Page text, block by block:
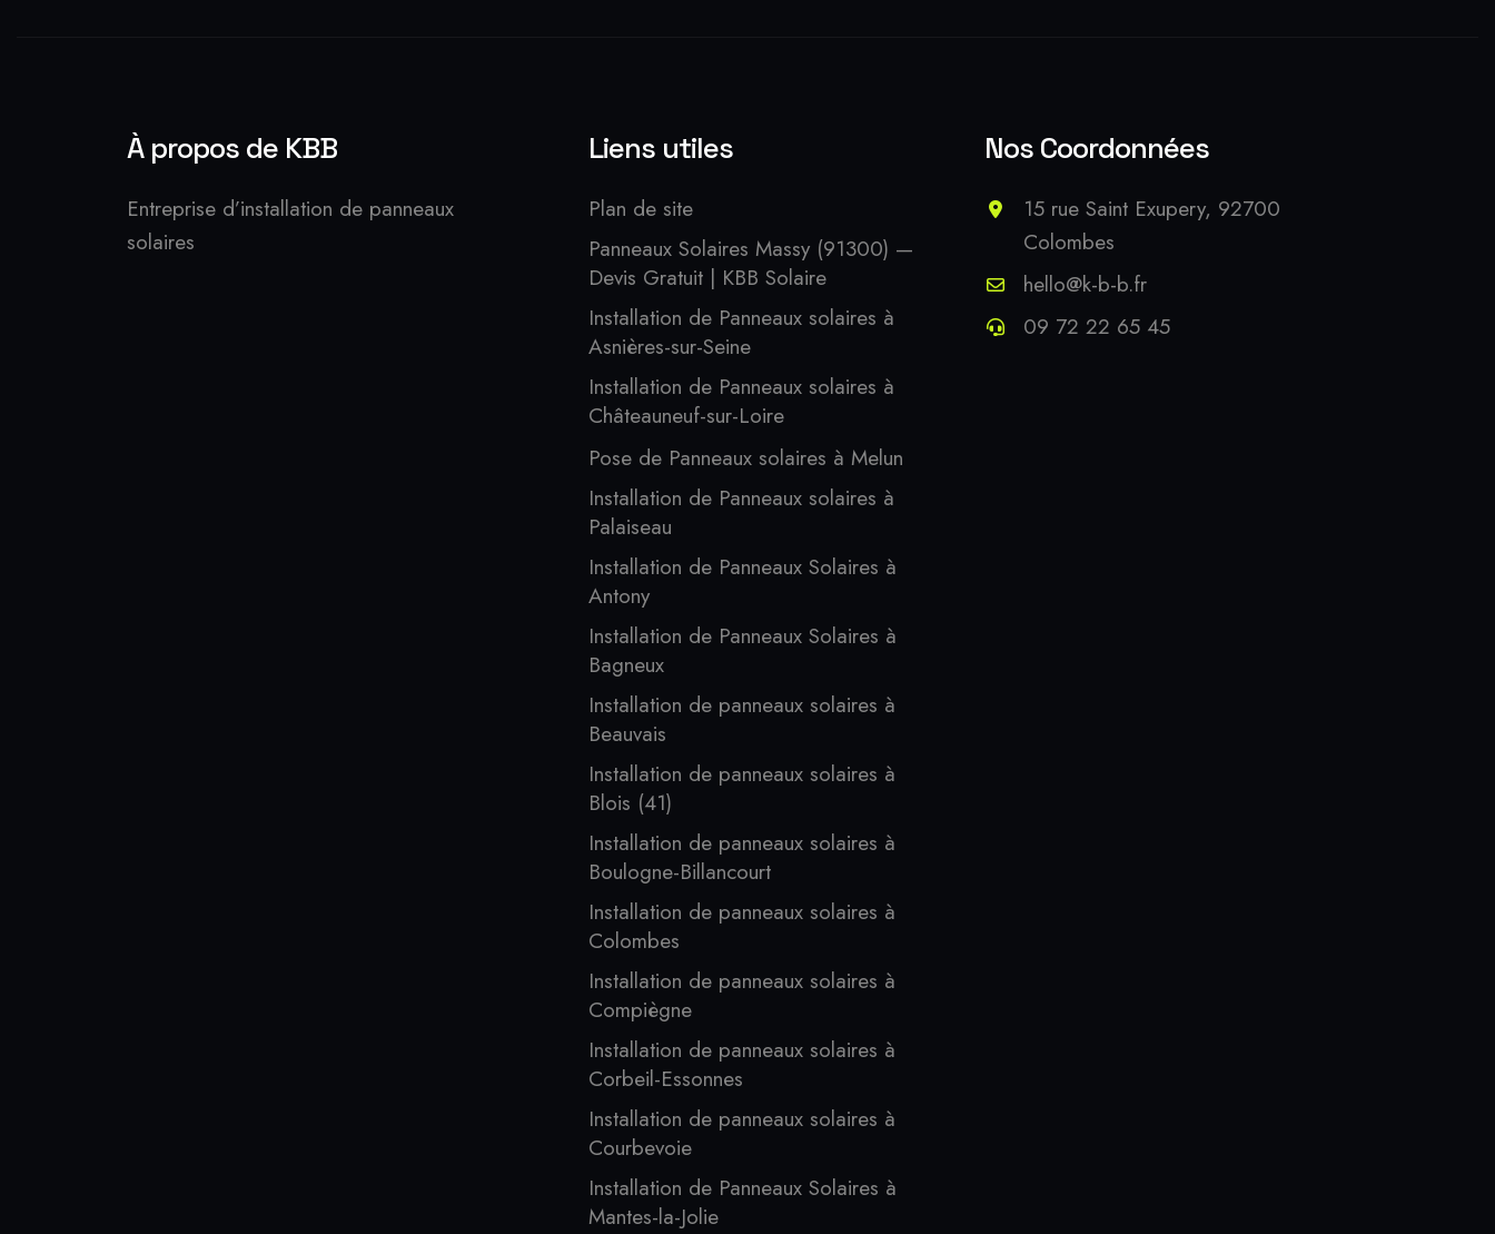
À propos de KBB
Entreprise d’installation de panneaux
solaires
Liens utiles
Plan de site
Panneaux Solaires Massy (91300) —
Devis Gratuit | KBB Solaire
Installation de Panneaux solaires à
Asnières-sur-Seine
Installation de Panneaux solaires à
Châteauneuf-sur-Loire
Pose de Panneaux solaires à Melun
Installation de Panneaux solaires à
Palaiseau
Installation de Panneaux Solaires à
Antony
Installation de Panneaux Solaires à
Bagneux
Installation de panneaux solaires à
Beauvais
Installation de panneaux solaires à
Blois (41)
Installation de panneaux solaires à
Boulogne-Billancourt
Installation de panneaux solaires à
Colombes
Installation de panneaux solaires à
Compiègne
Installation de panneaux solaires à
Corbeil-Essonnes
Installation de panneaux solaires à
Courbevoie
Installation de Panneaux Solaires à
Mantes-la-Jolie
Nos Coordonnées
15 rue Saint Exupery, 92700
Colombes
hello@k-b-b.fr
09 72 22 65 45